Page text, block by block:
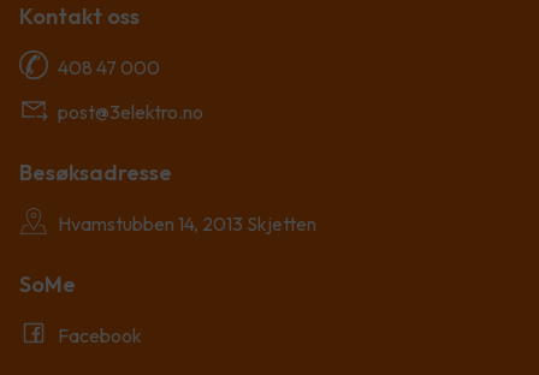
Kontakt oss
408 47 000
post@3elektro.no
Besøksadresse
Hvamstubben 14, 2013 Skjetten
SoMe
Facebook